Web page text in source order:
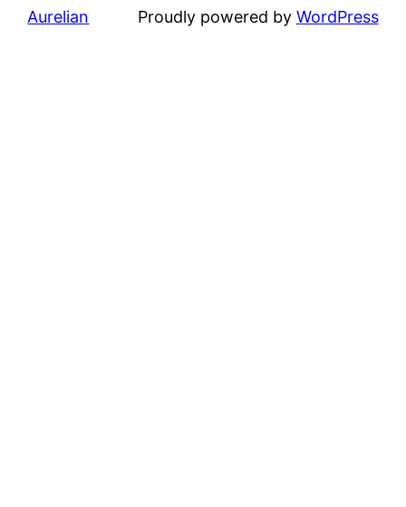
Aurelian Proudly powered by WordPress